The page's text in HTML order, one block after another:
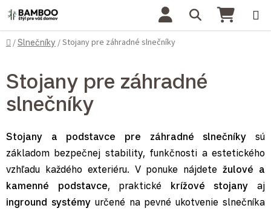
Prejsť na obsah Hľadať
Domov
/Slnečníky /Stojany pre záhradné slnečníky
Stojany pre záhradné
slnečníky
Stojany a podstavce pre záhradné slnečníky sú
základom bezpečnej stability, funkčnosti a estetického
vzhľadu každého exteriéru. V ponuke nájdetežulové a
kamenné podstavce, praktické krížové stojany aj
inground systémyurčené na pevné ukotvenie slnečníka